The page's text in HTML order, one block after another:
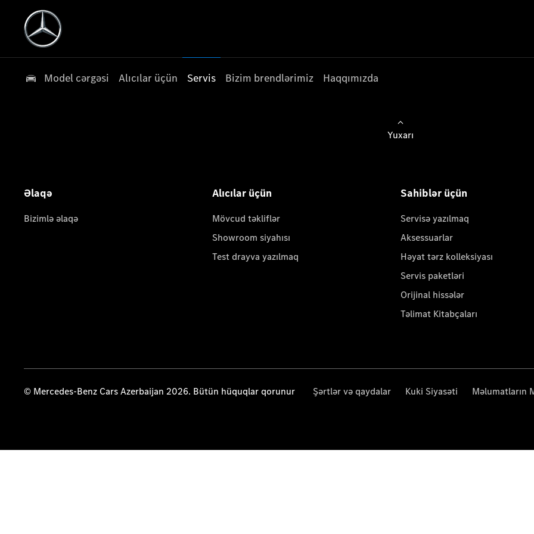
Model cərgəsi Alıcılar üçün Servis Bizim brendlərimiz Haqqımızda
Yuxarı
Əlaqə
Bizimlə əlaqə
Alıcılar üçün
Mövcud təkliflər
Showroom siyahısı
Test drayva yazılmaq
Sahiblər üçün
Servisə yazılmaq
Aksessuarlar
Həyat tərz kolleksiyası
Servis paketləri
Orijinal hissələr
Təlimat Kitabçaları
© Mercedes-Benz Cars Azerbaijan 2026. Bütün hüquqlar qorunur Şərtlər və qaydalar Kuki Siyasəti Məlumatların